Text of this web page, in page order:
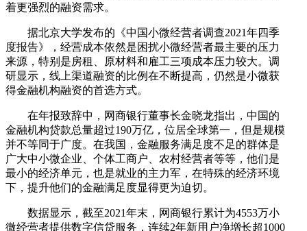
着更强烈的融资需求。
据北京大学发布的《中国小微经营者调查2021年四季
度报告》，经营成本依然是困扰小微经营者最主要的压力
来源，特别是房租、原材料和雇工三项成本压力较大。调
研显示，线上渠道融资的比例在不断提高，仍然是小微获
得金融机构融资的首选方式。
在年报致辞中，网商银行董事长金晓龙指出，中国的
金融机构贷款总量超过190万亿，位居全球第一，但是规模
并不等同于广度。在我国，金融服务满足度不足的群体是
广大中小微企业、个体工商户、农村经营者等等，他们是
最小的经济单元，也是就业的主力军，在特殊的经济环境
下，提升他们的金融满足度显得更为迫切。
数据显示，截至2021年末，网商银行累计为4553万小
微经营者提供数字信贷服务，连续2年新用户净增长超1000